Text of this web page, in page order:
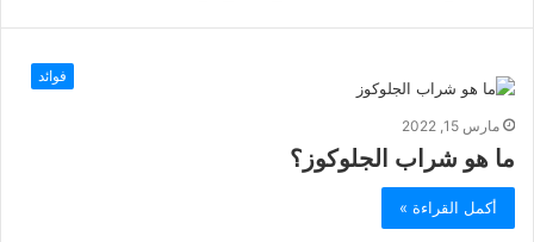
فوائد
مارس 15, 2022
ما هو شراب الجلوكوز؟
أكمل القراءة »